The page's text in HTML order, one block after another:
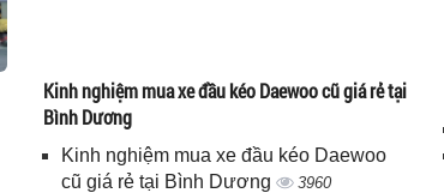
Kinh nghiệm mua xe đầu kéo Daewoo cũ giá rẻ tại
Bình Dương
Kinh nghiệm mua xe đầu kéo Daewoo
cũ giá rẻ tại Bình Dương
3960